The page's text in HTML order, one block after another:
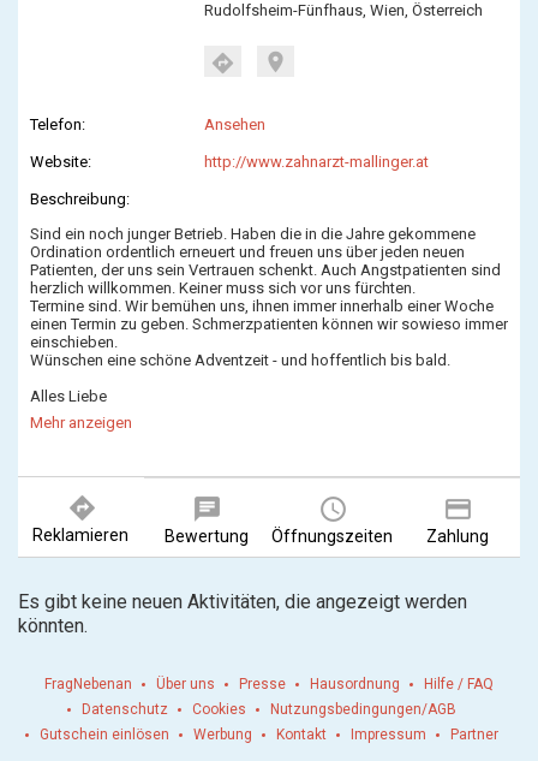
Rudolfsheim-Fünfhaus, Wien, Österreich
directions location_on
Telefon: Ansehen
Website: http://www.zahnarzt-mallinger.at
Beschreibung:
Sind ein noch junger Betrieb. Haben die in die Jahre gekommene
Ordination ordentlich erneuert und freuen uns über jeden neuen
Patienten, der uns sein Vertrauen schenkt. Auch Angstpatienten sind
herzlich willkommen. Keiner muss sich vor uns fürchten.
Termine sind. Wir bemühen uns, ihnen immer innerhalb einer Woche
einen Termin zu geben. Schmerzpatienten können wir sowieso immer
einschieben.
Wünschen eine schöne Adventzeit - und hoffentlich bis bald.
Alles Liebe
Robert Mallinger
Mehr anzeigen
directions
Reklamieren
chat
Bewertung
query_builder
Öffnungszeiten
payment
Zahlung
Es gibt keine neuen Aktivitäten, die angezeigt werden
könnten.
FragNebenan Über uns Presse Hausordnung
Hilfe / FAQ
Datenschutz
Cookies
Nutzungsbedingungen/AGB
Gutschein einlösen
Werbung Kontakt Impressum Partner